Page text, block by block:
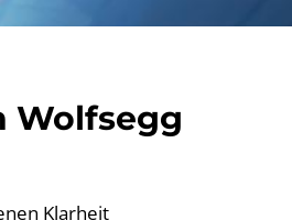
Wolfsegg
Klarheit